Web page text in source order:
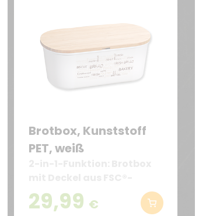
Brotbox, Kunststoff
PET, weiß
zertifiziertem Holz –
praktischerweise auch als
29,99 €